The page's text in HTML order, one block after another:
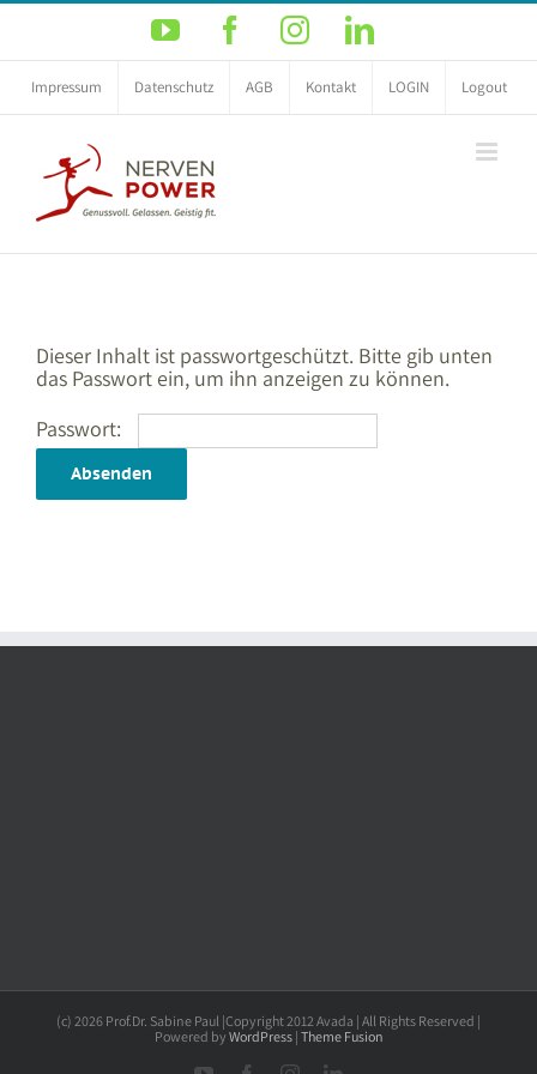
Zum
springen
YouTubeFacebookInstagramLinkedIn
Impressum Datenschutz AGB Kontakt LOGIN Logout
Dieser Inhalt ist passwortgeschützt. Bitte gib unten
das Passwort ein, um ihn anzeigen zu können.
Passwort:
(c) 2026 Prof.Dr. Sabine Paul |Copyright 2012 Avada | All Rights Reserved |
Powered by WordPress| Theme Fusion